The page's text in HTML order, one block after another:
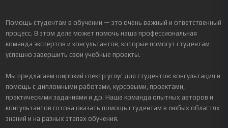
Помощь студентам в обучении — это очень важный и ответственный
процесс. В этом деле может помочь наша профессиональная
команда экспертов и консультантов, которые помогут студентам
успешно завершить свои учебные проекты.
Мы предлагаем широкий спектр услуг для студентов: консультация и
помощь с дипломными работами, курсовыми, проектами,
практическими заданиями и др. Наша команда опытных авторов и
консультантов готова оказать помощь студентам в любых областях
знаний и на разных этапах обучения.